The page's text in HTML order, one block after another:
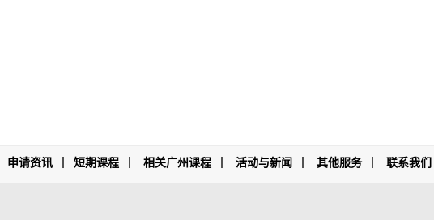
申请资讯 短期课程 相关广州课程 活动与新闻 其他服务 联系我们